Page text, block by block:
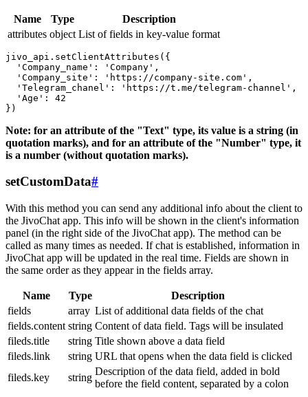
Name Type
Description
attributes object List of fields in key-value format
jivo_api.setClientAttributes({
  'Company_name': 'Company',
  'Company_site': 'https://company-site.com',
  'Telegram_chanel': 'https://t.me/telegram-channel',
  'Age': 42
Note: for an attribute of the "Text" type, its value is a string (in
quotation marks), and for an attribute of the "Number" type, it
is a number (without quotation marks).
setCustomData#
With this method you can send any additional info about the client to
the JivoChat app. This info will be shown in the client's information
panel (in the right side of the JivoChat app). The method can be
called as many times as needed. If chat is established, information in
JivoChat app will be updated in the real time. Fields are shown in
the same order as they appear in the fields array.
Name Type
Description
fields
array List of additional data fields of the chat
fields.content string Content of data field. Tags will be insulated
fileds.title
string Title shown above a data field
fileds.link
string URL that opens when the data field is clicked
fileds.key
string
Description of the data field, added in bold
before the field content, separated by a colon